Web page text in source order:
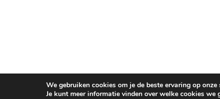
We gebruiken cookies om je de beste ervaring op onze
Je kunt meer informatie vinden over welke cookies